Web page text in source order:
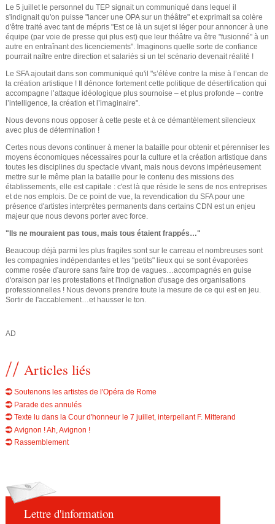
Le 5 juillet le personnel du TEP signait un communiqué dans lequel il
s'indignait qu'on puisse "lancer une OPA sur un théâtre" et exprimait sa colère
d'être traité avec tant de mépris "Est ce là un sujet si léger pour annoncer à une
équipe (par voie de presse qui plus est) que leur théâtre va être "fusionné" à un
autre en entraînant des licenciements". Imaginons quelle sorte de confiance
pourrait naître entre direction et salariés si un tel scénario devenait réalité !
Le SFA ajoutait dans son communiqué qu'il "s’élève contre la mise à l’encan de
la création artistique ! Il dénonce fortement cette politique de désertification qui
accompagne l’attaque idéologique plus sournoise – et plus profonde – contre
l’intelligence, la création et l’imaginaire".
Nous devons nous opposer à cette peste et à ce démantèlement silencieux
avec plus de détermination !
Certes nous devons continuer à mener la bataille pour obtenir et pérenniser les
moyens économiques nécessaires pour la culture et la création artistique dans
toutes les disciplines du spectacle vivant, mais nous devons impérieusement
mettre sur le même plan la bataille pour le contenu des missions des
établissements, elle est capitale : c'est là que réside le sens de nos entreprises
et de nos emplois. De ce point de vue, la revendication du SFA pour une
présence d'artistes interprètes permanents dans certains CDN est un enjeu
majeur que nous devons porter avec force.
"Ils ne mouraient pas tous, mais tous étaient frappés…"
Beaucoup déjà parmi les plus fragiles sont sur le carreau et nombreuses sont
les compagnies indépendantes et les "petits" lieux qui se sont évaporées
comme rosée d'aurore sans faire trop de vagues…accompagnés en guise
d'oraison par les protestations et l'indignation d'usage des organisations
professionnelles ! Nous devons prendre toute la mesure de ce qui est en jeu.
Sortir de l'accablement…et hausser le ton.
AD
Articles liés
Soutenons les artistes de l'Opéra de Rome
Parade des annulés
Texte lu dans la Cour d'honneur le 7 juillet, interpellant F. Mitterand
Avignon ! Ah, Avignon !
Rassemblement
Lettre d'information